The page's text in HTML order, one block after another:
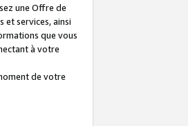
une Offre de
et services, ainsi
que vous
à votre
de votre